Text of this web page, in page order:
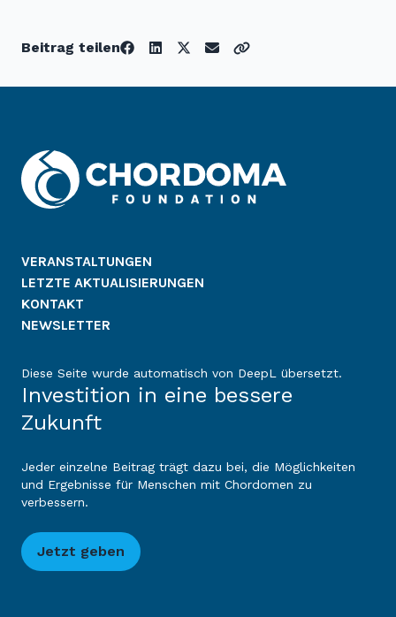
Beitrag teilen
VERANSTALTUNGEN
LETZTE AKTUALISIERUNGEN
KONTAKT
NEWSLETTER
Diese Seite wurde automatisch von DeepL übersetzt.
Investition in eine bessere
Zukunft
Jeder einzelne Beitrag trägt dazu bei, die Möglichkeiten
und Ergebnisse für Menschen mit Chordomen zu
verbessern.
Jetzt geben